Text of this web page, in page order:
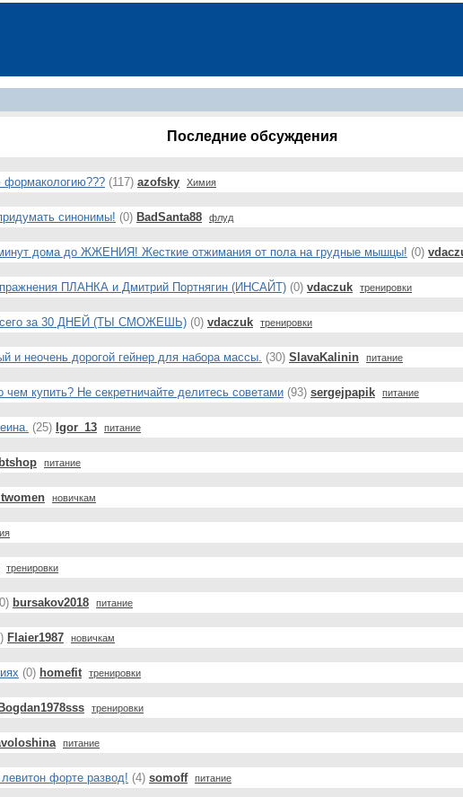
Последние обсуждения
формакологию??? (117) azofsky
Химия
синонимы! (0) BadSanta88
флуд
минут дома до ЖЖЕНИЯ! Жесткие отжимания от пола на грудные мышцы! (0)
ПЛАНКА и Дмитрий Портнягин (ИНСАЙТ) (0) vdaczuk
тренировки
за 30 ДНЕЙ (ТЫ СМОЖЕШЬ) (0) vdaczuk
тренировки
и неочень дорогой гейнер для набора массы. (30) SlavaKalinin
питание
чем купить? Не секретничайте делитесь советами (93) sergejpapik
питание
(25) Igor_13
питание
btshop
питание
новичкам
тренировки
bursakov2018
питание
Flaier1987
новичкам
(0) homefit
тренировки
тренировки
питание
форте развод! (4) somoff
питание